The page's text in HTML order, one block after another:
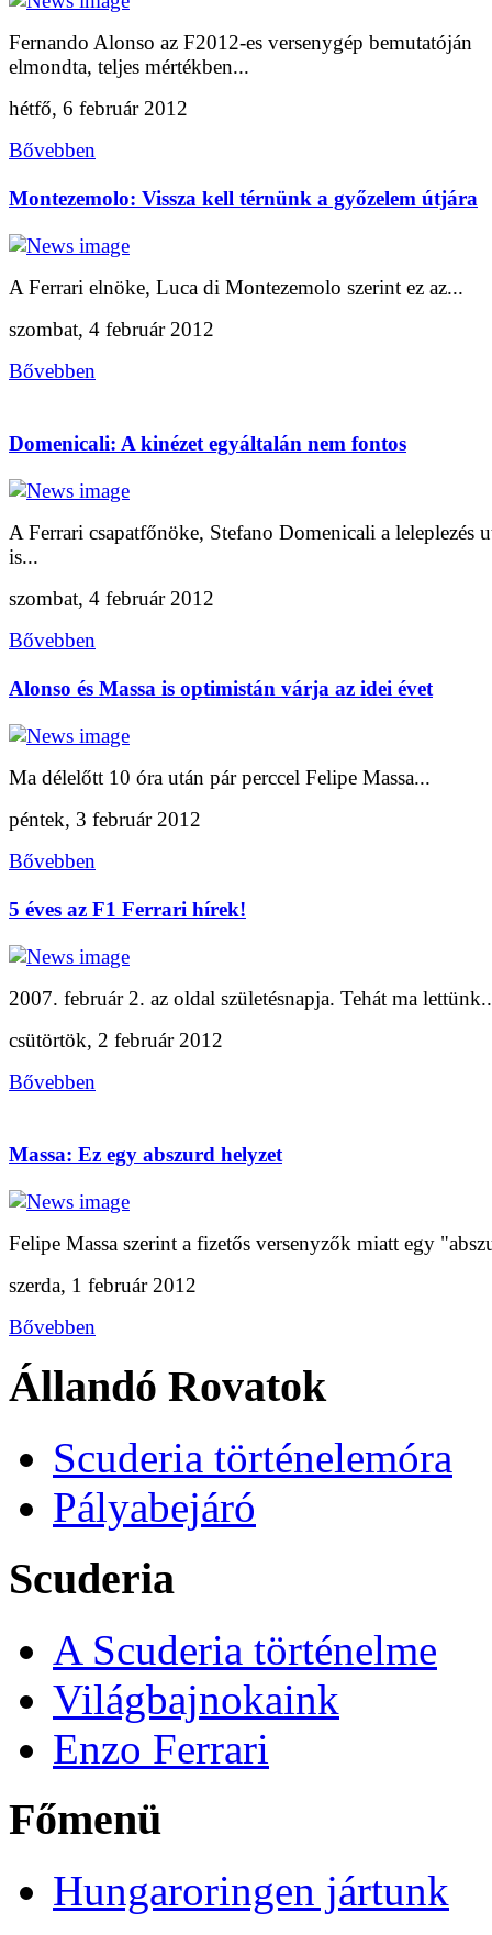
Fernando Alonso az F2012-es versenygép bemutatóján
elmondta, teljes mértékben...
hétfő, 6 február 2012
Bővebben
Montezemolo: Vissza kell térnünk a győzelem útjára
A Ferrari elnöke, Luca di Montezemolo szerint ez az...
szombat, 4 február 2012
Bővebben
Domenicali: A kinézet egyáltalán nem fontos
A Ferrari csapatfőnöke, Stefano Domenicali a leleplezés
is...
szombat, 4 február 2012
Bővebben
Alonso és Massa is optimistán várja az idei évet
Ma délelőtt 10 óra után pár perccel Felipe Massa...
péntek, 3 február 2012
Bővebben
5 éves az F1 Ferrari hírek!
2007. február 2. az oldal születésnapja. Tehát ma
csütörtök, 2 február 2012
Bővebben
Massa: Ez egy abszurd helyzet
Felipe Massa szerint a fizetős versenyzők miatt egy
szerda, 1 február 2012
Bővebben
Állandó Rovatok
Scuderia történelemóra
Pályabejáró
Scuderia
A Scuderia történelme
Világbajnokaink
Enzo Ferrari
Főmenü
Hungaroringen jártunk